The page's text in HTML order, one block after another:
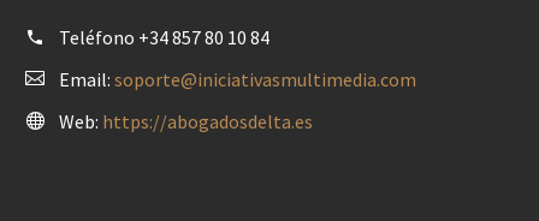
Teléfono +34 857 80 10 84
Email: soporte@iniciativasmultimedia.com
Web: https://abogadosdelta.es